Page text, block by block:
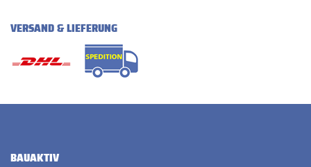
VERSAND & LIEFERUNG
BAUAKTIV